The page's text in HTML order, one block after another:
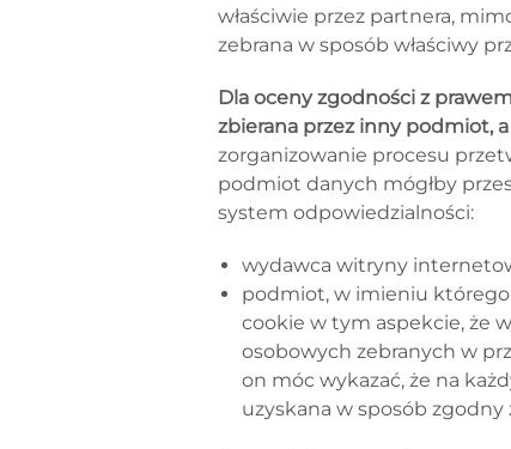
właściwie przez partnera,
zebrana w sposób właściwy
Dla oceny zgodności z
zbierana przez inny podmiot,
zorganizowanie procesu
podmiot danych mógłby
system odpowiedzialności:
wydawca witryny
podmiot, w imieniu którego
cookie w tym aspekcie, że
osobowych zebranych w
on móc wykazać, że na
uzyskana w sposób zgodny